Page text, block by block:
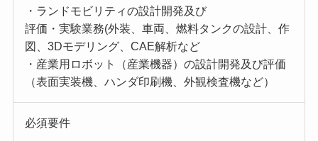
・ランドモビリティの設計開発及び
評価・実験業務(外装、車両、燃料タンクの設計、作
図、3Dモデリング、CAE解析など
・産業用ロボット（産業機器）の設計開発及び評価
（表面実装機、ハンダ印刷機、外観検査機など）
必須要件